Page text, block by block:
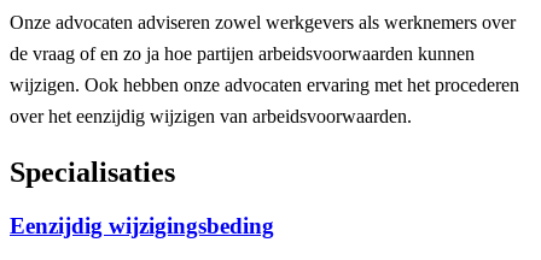
Onze advocaten adviseren zowel werkgevers als werknemers over
de vraag of en zo ja hoe partijen arbeidsvoorwaarden kunnen
wijzigen. Ook hebben onze advocaten ervaring met het procederen
over het eenzijdig wijzigen van arbeidsvoorwaarden.
Specialisaties
Eenzijdig wijzigingsbeding